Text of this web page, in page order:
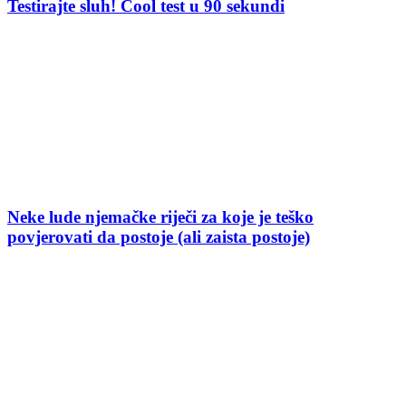
Testirajte sluh! Cool test u 90 sekundi
Neke lude njemačke riječi za koje je teško
povjerovati da postoje (ali zaista postoje)